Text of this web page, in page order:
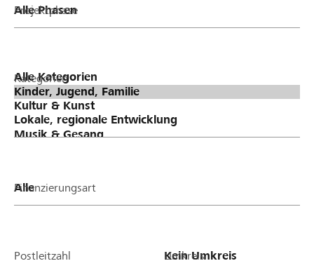
Projektphase
Kategorien
Finanzierungsart
Postleitzahl Umkreis